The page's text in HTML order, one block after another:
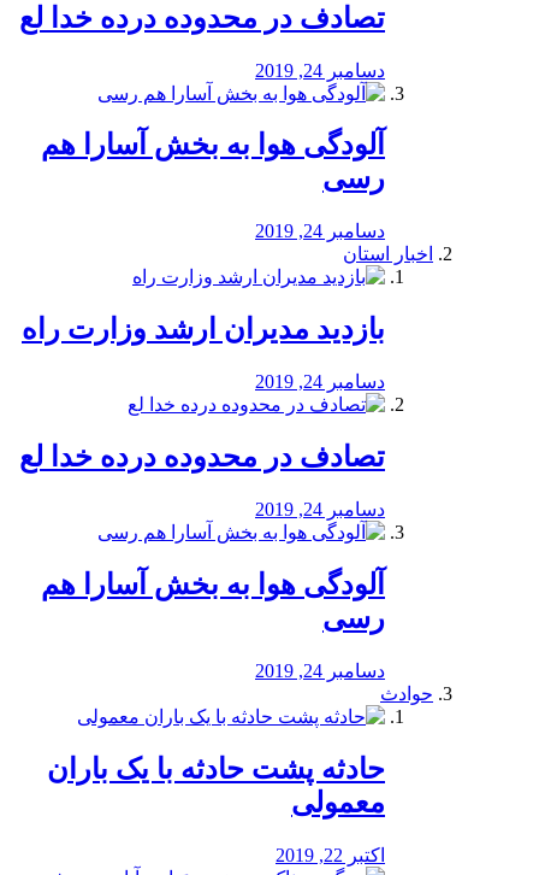
تصادف در محدوده درده خدا لع
دسامبر 24, 2019
آلودگی هوا به بخش آسارا هم
رسی
دسامبر 24, 2019
اخبار استان
بازدید مدیران ارشد وزارت راه
دسامبر 24, 2019
تصادف در محدوده درده خدا لع
دسامبر 24, 2019
آلودگی هوا به بخش آسارا هم
رسی
دسامبر 24, 2019
حوادث
️حادثه پشت حادثه با یک باران
معمولی
اکتبر 22, 2019